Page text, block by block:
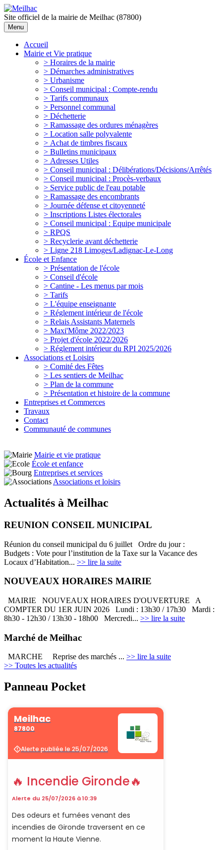
Site officiel de la mairie de Meilhac (87800)
Menu
Accueil
Mairie et Vie pratique
> Horaires de la mairie
> Démarches administratives
> Urbanisme
> Conseil municipal : Compte-rendu
> Tarifs communaux
> Personnel communal
> Déchetterie
> Ramassage des ordures ménagères
> Location salle polyvalente
> Achat de timbres fiscaux
> Bulletins municipaux
> Adresses Utiles
> Conseil municipal : Délibérations/Décisions/Arrêtés
> Conseil municipal : Procès-verbaux
> Service public de l'eau potable
> Ramassage des encombrants
> Journée défense et citoyenneté
> Inscriptions Listes électorales
> Conseil municipal : Equipe municipale
> RPQS
> Recyclerie avant déchetterie
> Ligne 218 Limoges/Ladignac-Le-Long
École et Enfance
> Présentation de l'école
> Conseil d'école
> Cantine - Les menus par mois
> Tarifs
> L'équipe enseignante
> Réglement intérieur de l'école
> Relais Assistants Maternels
> Maxi'Môme 2022/2023
> Projet d'école 2022/2026
> Réglement intérieur du RPI 2025/2026
Associations et Loisirs
> Comité des Fêtes
> Les sentiers de Meilhac
> Plan de la commune
> Présentation et histoire de la commune
Entreprises et Commerces
Travaux
Contact
Communauté de communes
Mairie et vie pratique
École et enfance
Entreprises et services
Associations et loisirs
Actualités à Meilhac
REUNION CONSEIL MUNICIPAL
Réunion du conseil municipal du 6 juillet Ordre du jour :
Budgets : Vote pour l’institution de la Taxe sur la Vacance des
Locaux d’Habitation... >> lire la suite
NOUVEAUX HORAIRES MAIRIE
MAIRIE NOUVEAUX HORAIRES D'OUVERTURE A
COMPTER DU 1ER JUIN 2026 Lundi : 13h30 / 17h30 Mardi :
8h30 - 12h30 / 13h30 - 18h00 Mercredi... >> lire la suite
Marché de Meilhac
MARCHE Reprise des marchés ... >> lire la suite
>> Toutes les actualités
Panneau Pocket